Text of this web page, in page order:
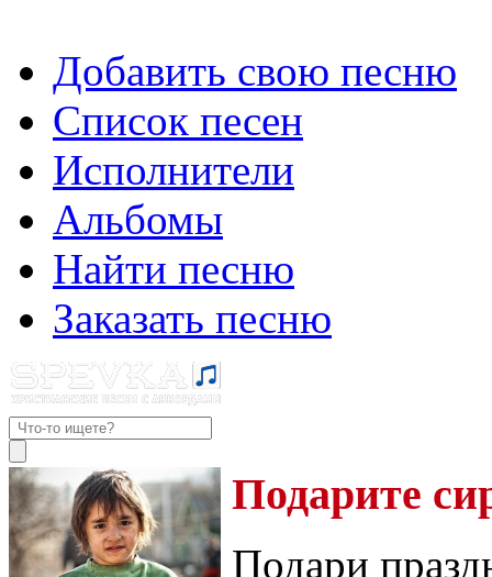
Добавить свою песню
Список песен
Исполнители
Альбомы
Найти песню
Заказать песню
Подарите
Подари